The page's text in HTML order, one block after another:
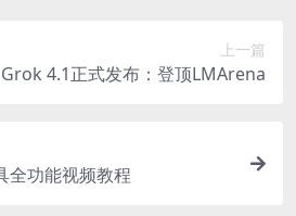
上一篇
Grok 4.1正式发布：登顶LMArena
全功能视频教程